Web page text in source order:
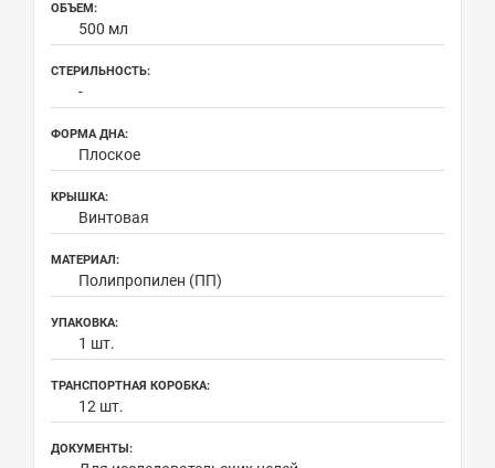
ОБЪЕМ:
500 мл
СТЕРИЛЬНОСТЬ:
-
ФОРМА ДНА:
Плоское
КРЫШКА:
Винтовая
МАТЕРИАЛ:
Полипропилен (ПП)
УПАКОВКА:
1 шт.
ТРАНСПОРТНАЯ КОРОБКА:
12 шт.
ДОКУМЕНТЫ: